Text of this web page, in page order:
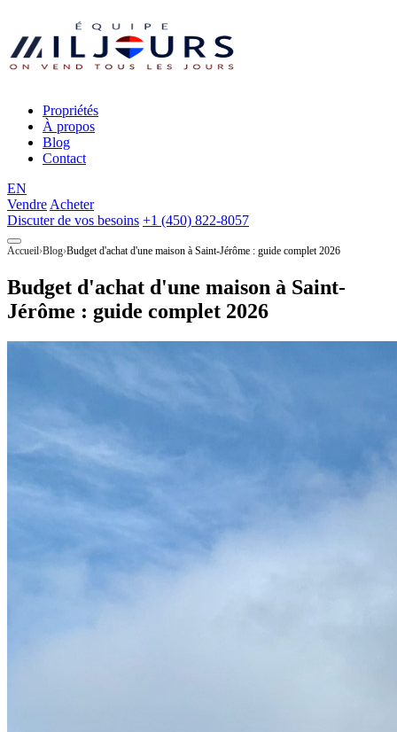
Propriétés
À propos
Blog
Contact
EN
Vendre Acheter
Discuter de vos besoins +1 (450) 822-8057
Accueil Blog Budget d'achat d'une maison à Saint-Jérôme : guide complet 2026
Budget d'achat d'une maison à Saint-
Jérôme : guide complet 2026